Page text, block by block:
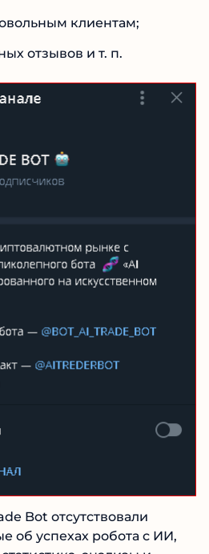
клиентам;
Bot отсутствовали
об успехах робота с ИИ,